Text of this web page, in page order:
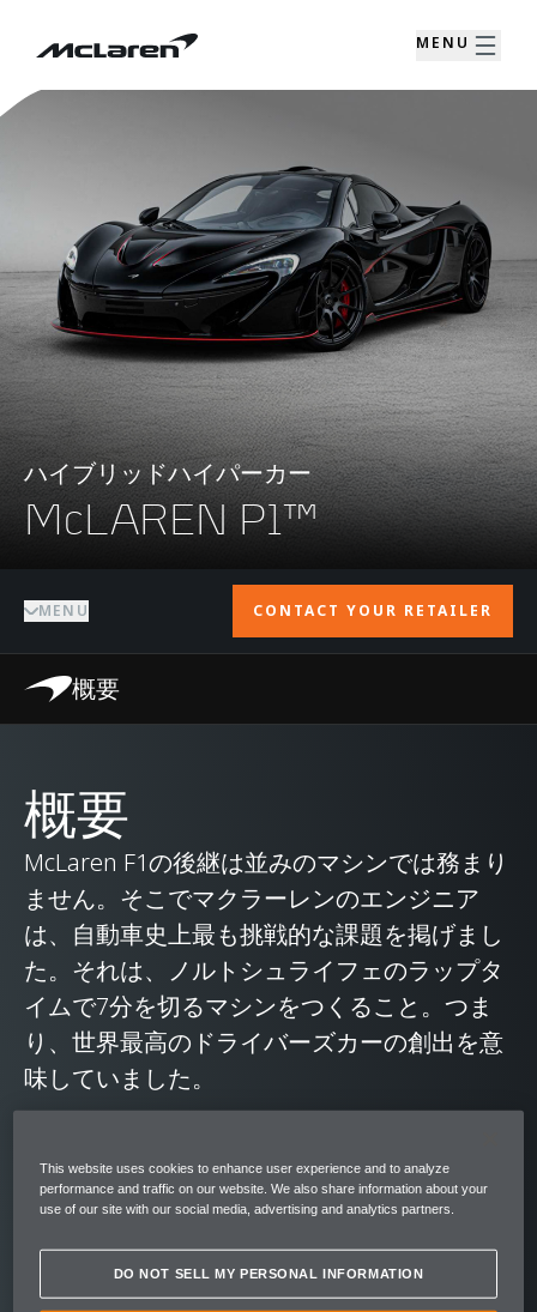
MENU
ハイブリッドハイパーカー
McLAREN P1™
MENU CONTACT YOUR RETAILER
概要
概要
McLaren F1の後継は並みのマシンでは務まり
ません。そこでマクラーレンのエンジニア
は、自動車史上最も挑戦的な課題を掲げまし
た。それは、ノルトシュライフェのラップタ
イムで7分を切るマシンをつくること。つま
り、世界最高のドライバーズカーの創出を意
味していました。
クノロジーを駆使したマシン、開発者たちの
情熱と知識の結晶ともいえるMcLaren P1が誕
生しました。サーキットでの過酷な連続使用
に耐えるように開発された、自動車史上最も
This website uses cookies to enhance user experience and to analyze
performance and traffic on our website. We also share information about your
use of our site with our social media, advertising and analytics partners.
DO NOT SELL MY PERSONAL INFORMATION